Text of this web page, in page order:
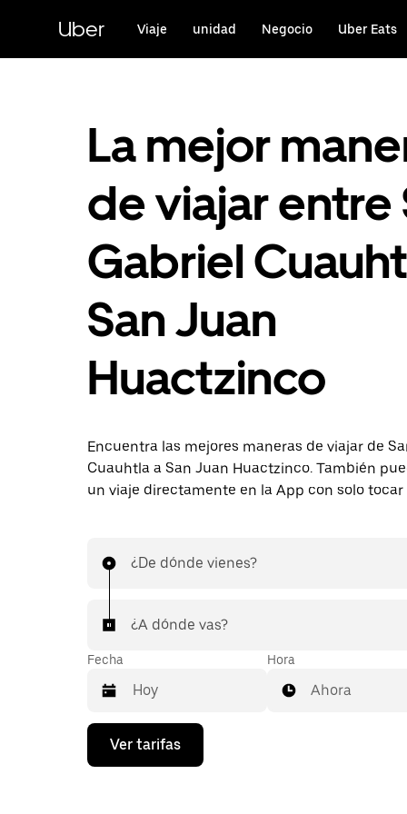
contenido
principal
Uber Viaje unidad Negocio Uber Eats
La mejor
de viajar entre
Gabriel
San Juan
Huactzinco
Encuentra las mejores maneras de viajar de
Cuauhtla a San Juan Huactzinco. También
un viaje directamente en la App con solo
¿De dónde vienes?
¿A dónde vas?
Fecha
Presiona
flecha
Hora
Ahora
Ver tarifas